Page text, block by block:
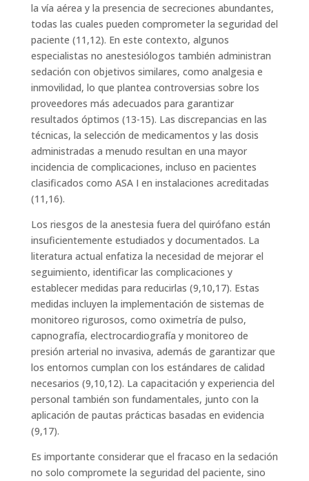
la vía aérea y la presencia de secreciones abundantes,
todas las cuales pueden comprometer la seguridad del
paciente (11,12). En este contexto, algunos
especialistas no anestesiólogos también administran
sedación con objetivos similares, como analgesia e
inmovilidad, lo que plantea controversias sobre los
proveedores más adecuados para garantizar
resultados óptimos (13-15). Las discrepancias en las
técnicas, la selección de medicamentos y las dosis
administradas a menudo resultan en una mayor
incidencia de complicaciones, incluso en pacientes
clasificados como ASA I en instalaciones acreditadas
(11,16).
Los riesgos de la anestesia fuera del quirófano están
insuficientemente estudiados y documentados. La
literatura actual enfatiza la necesidad de mejorar el
seguimiento, identificar las complicaciones y
establecer medidas para reducirlas (9,10,17). Estas
medidas incluyen la implementación de sistemas de
monitoreo rigurosos, como oximetría de pulso,
capnografía, electrocardiografía y monitoreo de
presión arterial no invasiva, además de garantizar que
los entornos cumplan con los estándares de calidad
necesarios (9,10,12). La capacitación y experiencia del
personal también son fundamentales, junto con la
aplicación de pautas prácticas basadas en evidencia
(9,17).
Es importante considerar que el fracaso en la sedación
no solo compromete la seguridad del paciente, sino